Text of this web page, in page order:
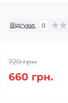
Відгуки: 0
720 грн.
660 грн.